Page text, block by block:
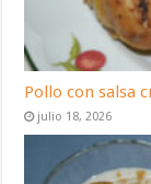
Pollo con salsa
julio 18, 2026